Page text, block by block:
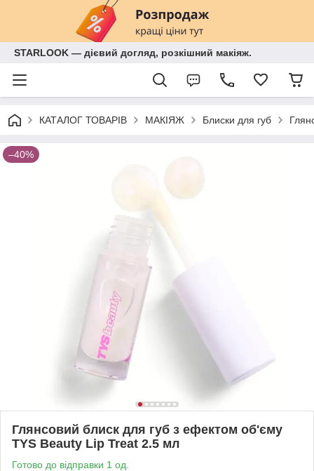
STARLOOK — дієвий догляд, розкішний макіяж.
КАТАЛОГ ТОВАРІВ МАКІЯЖ Блиски для губ
–40%
Глянсовий блиск для губ з ефектом об'єму
TYS Beauty Lip Treat 2.5 мл
Готово до відправки 1 од.